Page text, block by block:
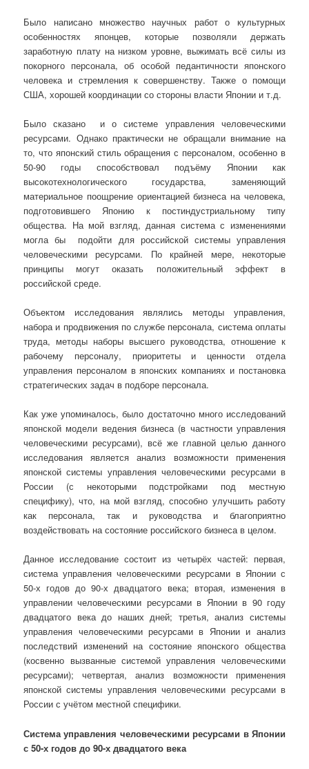
Было написано множество научных работ о культурных
особенностях японцев, которые позволяли держать
заработную плату на низком уровне, выжимать всё силы из
покорного персонала, об особой педантичности японского
человека и стремления к совершенству. Также о помощи
США, хорошей координации со стороны власти Японии и т.д.
Было сказано и о системе управления человеческими
ресурсами. Однако практически не обращали внимание на
то, что японский стиль обращения с персоналом, особенно в
50-90 годы способствовал подъёму Японии как
высокотехнологического государства, заменяющий
материальное поощрение ориентацией бизнеса на человека,
подготовившего Японию к постиндустриальному типу
общества. На мой взгляд, данная система с изменениями
могла бы подойти для российской системы управления
человеческими ресурсами. По крайней мере, некоторые
принципы могут оказать положительный эффект в
российской среде.
Объектом исследования являлись методы управления,
набора и продвижения по службе персонала, система оплаты
труда, методы наборы высшего руководства, отношение к
рабочему персоналу, приоритеты и ценности отдела
управления персоналом в японских компаниях и постановка
стратегических задач в подборе персонала.
Как уже упоминалось, было достаточно много исследований
японской модели ведения бизнеса (в частности управления
человеческими ресурсами), всё же главной целью данного
исследования является анализ возможности применения
японской системы управления человеческими ресурсами в
России (с некоторыми подстройками под местную
специфику), что, на мой взгляд, способно улучшить работу
как персонала, так и руководства и благоприятно
воздействовать на состояние российского бизнеса в целом.
Данное исследование состоит из четырёх частей: первая,
система управления человеческими ресурсами в Японии с
50-х годов до 90-х двадцатого века; вторая, изменения в
управлении человеческими ресурсами в Японии в 90 году
двадцатого века до наших дней; третья, анализ системы
управления человеческими ресурсами в Японии и анализ
последствий изменений на состояние японского общества
(косвенно вызванные системой управления человеческими
ресурсами); четвертая, анализ возможности применения
японской системы управления человеческими ресурсами в
России с учётом местной специфики.
Система управления человеческими ресурсами в Японии
с 50-х годов до 90-х двадцатого века